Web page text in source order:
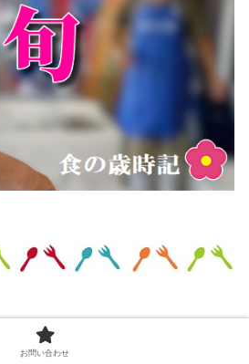
お問い合わせ